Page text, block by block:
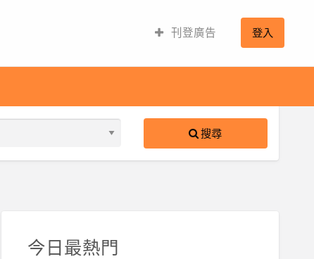
刊登廣告 登入
搜尋
今日最熱門